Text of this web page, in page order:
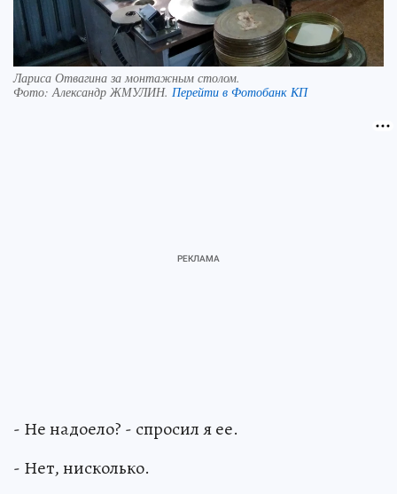
Лариса Отвагина за монтажным столом.
Фото:Александр ЖМУЛИН. Перейти в Фотобанк КП
- Не надоело? - спросил я ее.
- Нет, нисколько.